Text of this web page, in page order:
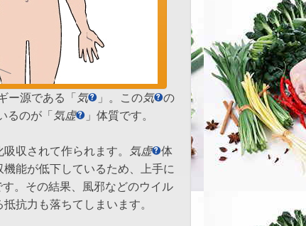
ー源である「気 」。この気
の
るのが「気虚 」体質です。
収されて作られます。 気虚
体
能が低下しているため、上手に
。その結果、風邪などのウイル
抗力も落ちてしまいます。